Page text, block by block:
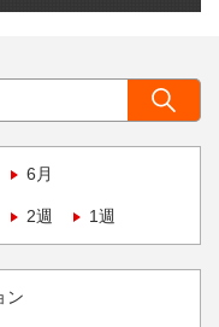
6月
2週 1週
ン